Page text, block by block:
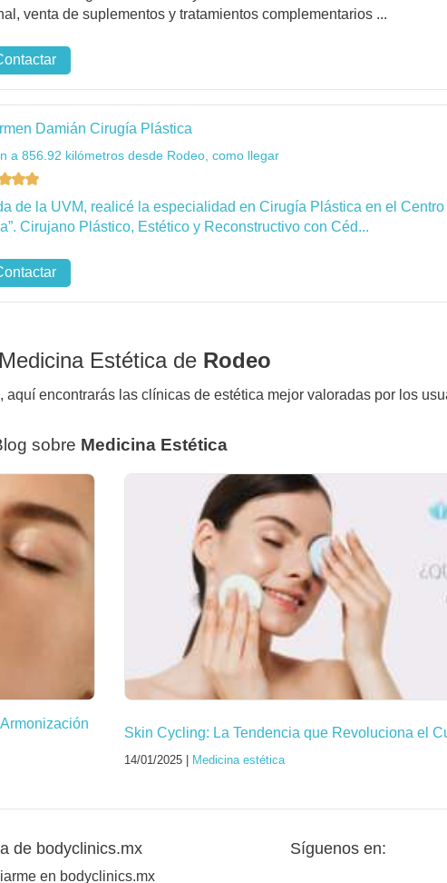
venta de suplementos y tratamientos complementarios ...
Damián Cirugía Plástica
a 856.92 kilómetros desde Rodeo, como llegar
de la UVM, realicé la especialidad en Cirugía Plástica en el Centro
Cirujano Plástico, Estético y Reconstructivo con Céd...
Estética de Rodeo
, aquí encontrarás las clínicas de estética mejor valoradas por los
sobre Medicina Estética
Skin Cycling: La Tendencia que Revoluciona el
14/01/2025 | Medicina estética
de bodyclinics.mx
en bodyclinics.mx
Síguenos en: